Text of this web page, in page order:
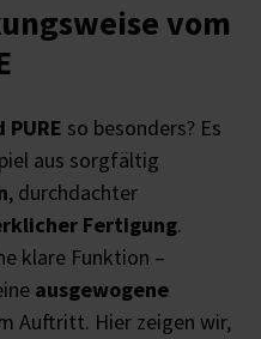
vom
so besonders? Es
aus sorgfältig
, durchdachter
Fertigung.
klare Funktion –
ausgewogene
Auftritt. Hier zeigen wir,